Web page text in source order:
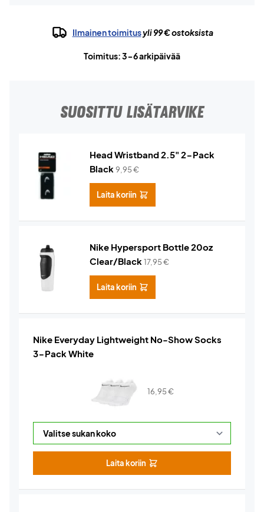
Ilmainen toimitusyli 99 € ostoksista
Toimitus: 3-6 arkipäivää
SUOSITTU LISÄTARVIKE
Head Wristband 2.5" 2-Pack
Black9,95€
Laita koriin
Nike Hypersport Bottle 20oz
Clear/Black17,95€
Laita koriin
Nike Everyday Lightweight No-Show Socks
3-Pack White
16,95€
Laita koriin